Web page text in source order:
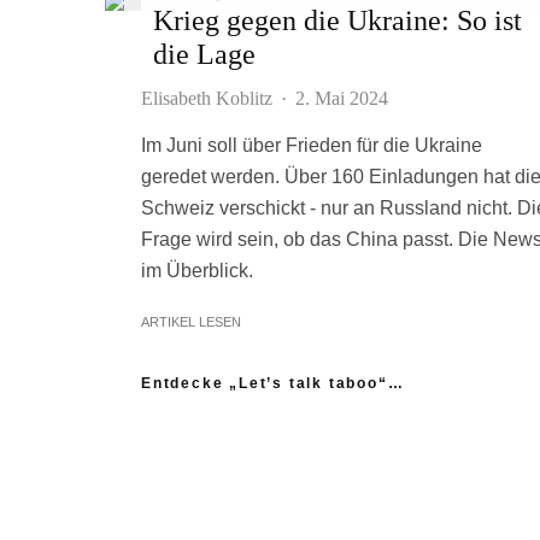
Krieg gegen die Ukraine: So ist
die Lage
Elisabeth Koblitz · 2. Mai 2024
Im Juni soll über Frieden für die Ukraine
geredet werden. Über 160 Einladungen hat die
Schweiz verschickt - nur an Russland nicht.
Frage wird sein, ob das China passt. Die
im Überblick.
ARTIKEL LESEN
Entdecke „Let’s talk taboo“…